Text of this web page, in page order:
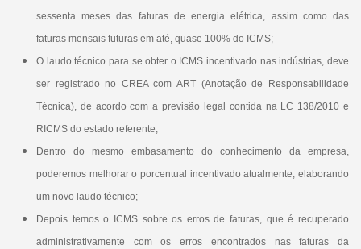
sessenta meses das faturas de energia elétrica, assim como das
faturas mensais futuras em até, quase 100% do ICMS;
O laudo técnico para se obter o ICMS incentivado nas indústrias, deve
ser registrado no CREA com ART (Anotação de Responsabilidade
Técnica), de acordo com a previsão legal contida na LC 138/2010 e
RICMS do estado referente;
Dentro do mesmo embasamento do conhecimento da empresa,
poderemos melhorar o porcentual incentivado atualmente, elaborando
um novo laudo técnico;
Depois temos o ICMS sobre os erros de faturas, que é recuperado
administrativamente com os erros encontrados nas faturas da